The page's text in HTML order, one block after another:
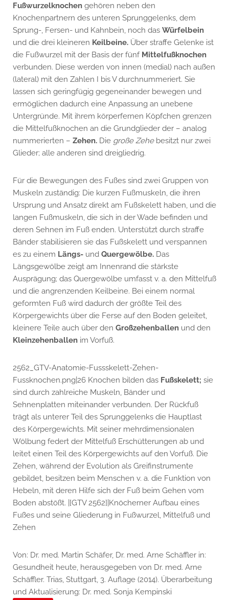
Fußwurzelknochen gehören neben den
Knochenpartnern des unteren Sprunggelenks, dem
Sprung-, Fersen- und Kahnbein, noch das Würfelbein
und die drei kleineren Keilbeine. Über straffe Gelenke ist
die Fußwurzel mit der Basis der fünf Mittelfußknochen
verbunden. Diese werden von innen (medial) nach außen
(lateral) mit den Zahlen I bis V durchnummeriert. Sie
lassen sich geringfügig gegeneinander bewegen und
ermöglichen dadurch eine Anpassung an unebene
Untergründe. Mit ihrem körperfernen Köpfchen grenzen
die Mittelfußknochen an die Grundglieder der – analog
nummerierten – Zehen. Die große Zehebesitzt nur zwei
Glieder; alle anderen sind dreigliedrig.
Für die Bewegungen des Fußes sind zwei Gruppen von
Muskeln zuständig: Die kurzen Fußmuskeln, die ihren
Ursprung und Ansatz direkt am Fußskelett haben, und die
langen Fußmuskeln, die sich in der Wade befinden und
deren Sehnen im Fuß enden. Unterstützt durch straffe
Bänder stabilisieren sie das Fußskelett und verspannen
es zu einem Längs- und Quergewölbe. Das
Längsgewölbe zeigt am Innenrand die stärkste
Ausprägung; das Quergewölbe umfasst v. a. den Mittelfuß
und die angrenzenden Keilbeine. Bei einem normal
geformten Fuß wird dadurch der größte Teil des
Körpergewichts über die Ferse auf den Boden geleitet,
kleinere Teile auch über den Großzehenballen und den
Kleinzehenballen im Vorfuß.
2562_GTV-Anatomie-Fussskelett-Zehen-
Fussknochen.png|26 Knochen bilden das Fußskelett; sie
sind durch zahlreiche Muskeln, Bänder und
Sehnenplatten miteinander verbunden. Der Rückfuß
trägt als unterer Teil des Sprunggelenks die Hauptlast
des Körpergewichts. Mit seiner mehrdimensionalen
Wölbung federt der Mittelfuß Erschütterungen ab und
leitet einen Teil des Körpergewichts auf den Vorfuß. Die
Zehen, während der Evolution als Greifinstrumente
gebildet, besitzen beim Menschen v. a. die Funktion von
Hebeln, mit deren Hilfe sich der Fuß beim Gehen vom
Boden abstößt. |[GTV 2562]|Knöcherner Aufbau eines
Fußes und seine Gliederung in Fußwurzel, Mittelfuß und
Zehen
Von: Dr. med. Martin Schäfer, Dr. med. Arne Schäffler in:
Gesundheit heute, herausgegeben von Dr. med. Arne
Schäffler. Trias, Stuttgart, 3. Auflage (2014). Überarbeitung
und Aktualisierung: Dr. med. Sonja Kempinski